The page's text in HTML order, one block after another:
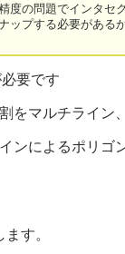
度の問題でインタ
ップする必要がある
要です
をマルチライン
ンによるポリゴ
す。